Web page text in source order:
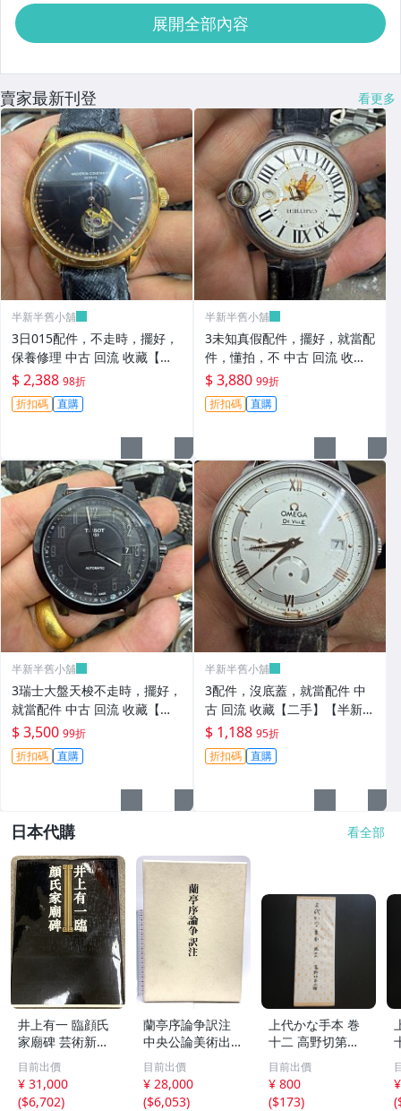
展開全部內容
賣家最新刊登 看更多
半新半舊小舖
3日015配件，不走時，擺好，
保養修理 中古 回流 收藏【二
手】【半新半舊小舖】-
$ 2,388 98折
折扣碼 直購
半新半舊小舖
3未知真假配件，擺好，就當配
件，懂拍，不 中古 回流 收藏
【二手】【半新半舊小舖】-
$ 3,880 99折
折扣碼 直購
半新半舊小舖
3瑞士大盤天梭不走時，擺好，
就當配件 中古 回流 收藏【二
手】【半新半舊小舖】-
$ 3,500 99折
折扣碼 直購
半新半舊小舖
3配件，沒底蓋，就當配件 中
古 回流 收藏【二手】【半新半
舊小舖】-
$ 1,188 95折
折扣碼 直購
日本代購 看全部
井上有一 臨顔氏
家廟碑 芸術新聞
目前出價
¥ 31,000
($6,702)
蘭亭序論争訳注
中央公論美術出版
谷口 鉄雄
目前出價
¥ 28,000
($6,053)
上代かな手本 巻
十二 高野切第三
種 書道 古書
目前出價
¥ 800
($173)
(